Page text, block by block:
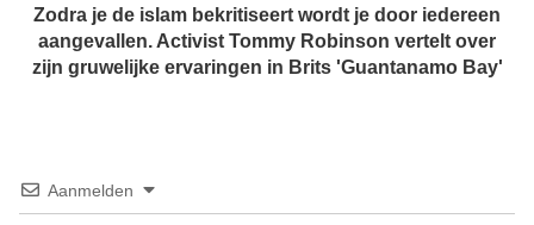
v
k
r
Zodra je de islam bekritiseert wordt je door iedereen
aangevallen. Activist Tommy Robinson vertelt over
zijn gruwelijke ervaringen in Brits 'Guantanamo Bay'
Aanmelden